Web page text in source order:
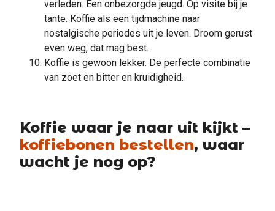
verleden. Een onbezorgde jeugd. Op visite bij je
tante. Koffie als een tijdmachine naar
nostalgische periodes uit je leven. Droom gerust
even weg, dat mag best.
Koffie is gewoon lekker. De perfecte combinatie
van zoet en bitter en kruidigheid.
Koffie waar je naar uit kijkt –
koffiebonen bestellen, waar
wacht je nog op?